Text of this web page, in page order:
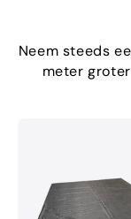
Neem steeds
meter